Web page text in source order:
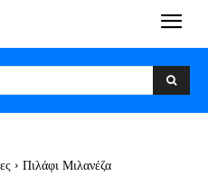
Πιλάφι Μιλανέζα